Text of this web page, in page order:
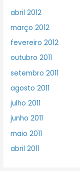
abril 2012
março 2012
fevereiro 2012
outubro 2011
setembro 2011
agosto 2011
julho 2011
junho 2011
maio 2011
abril 2011